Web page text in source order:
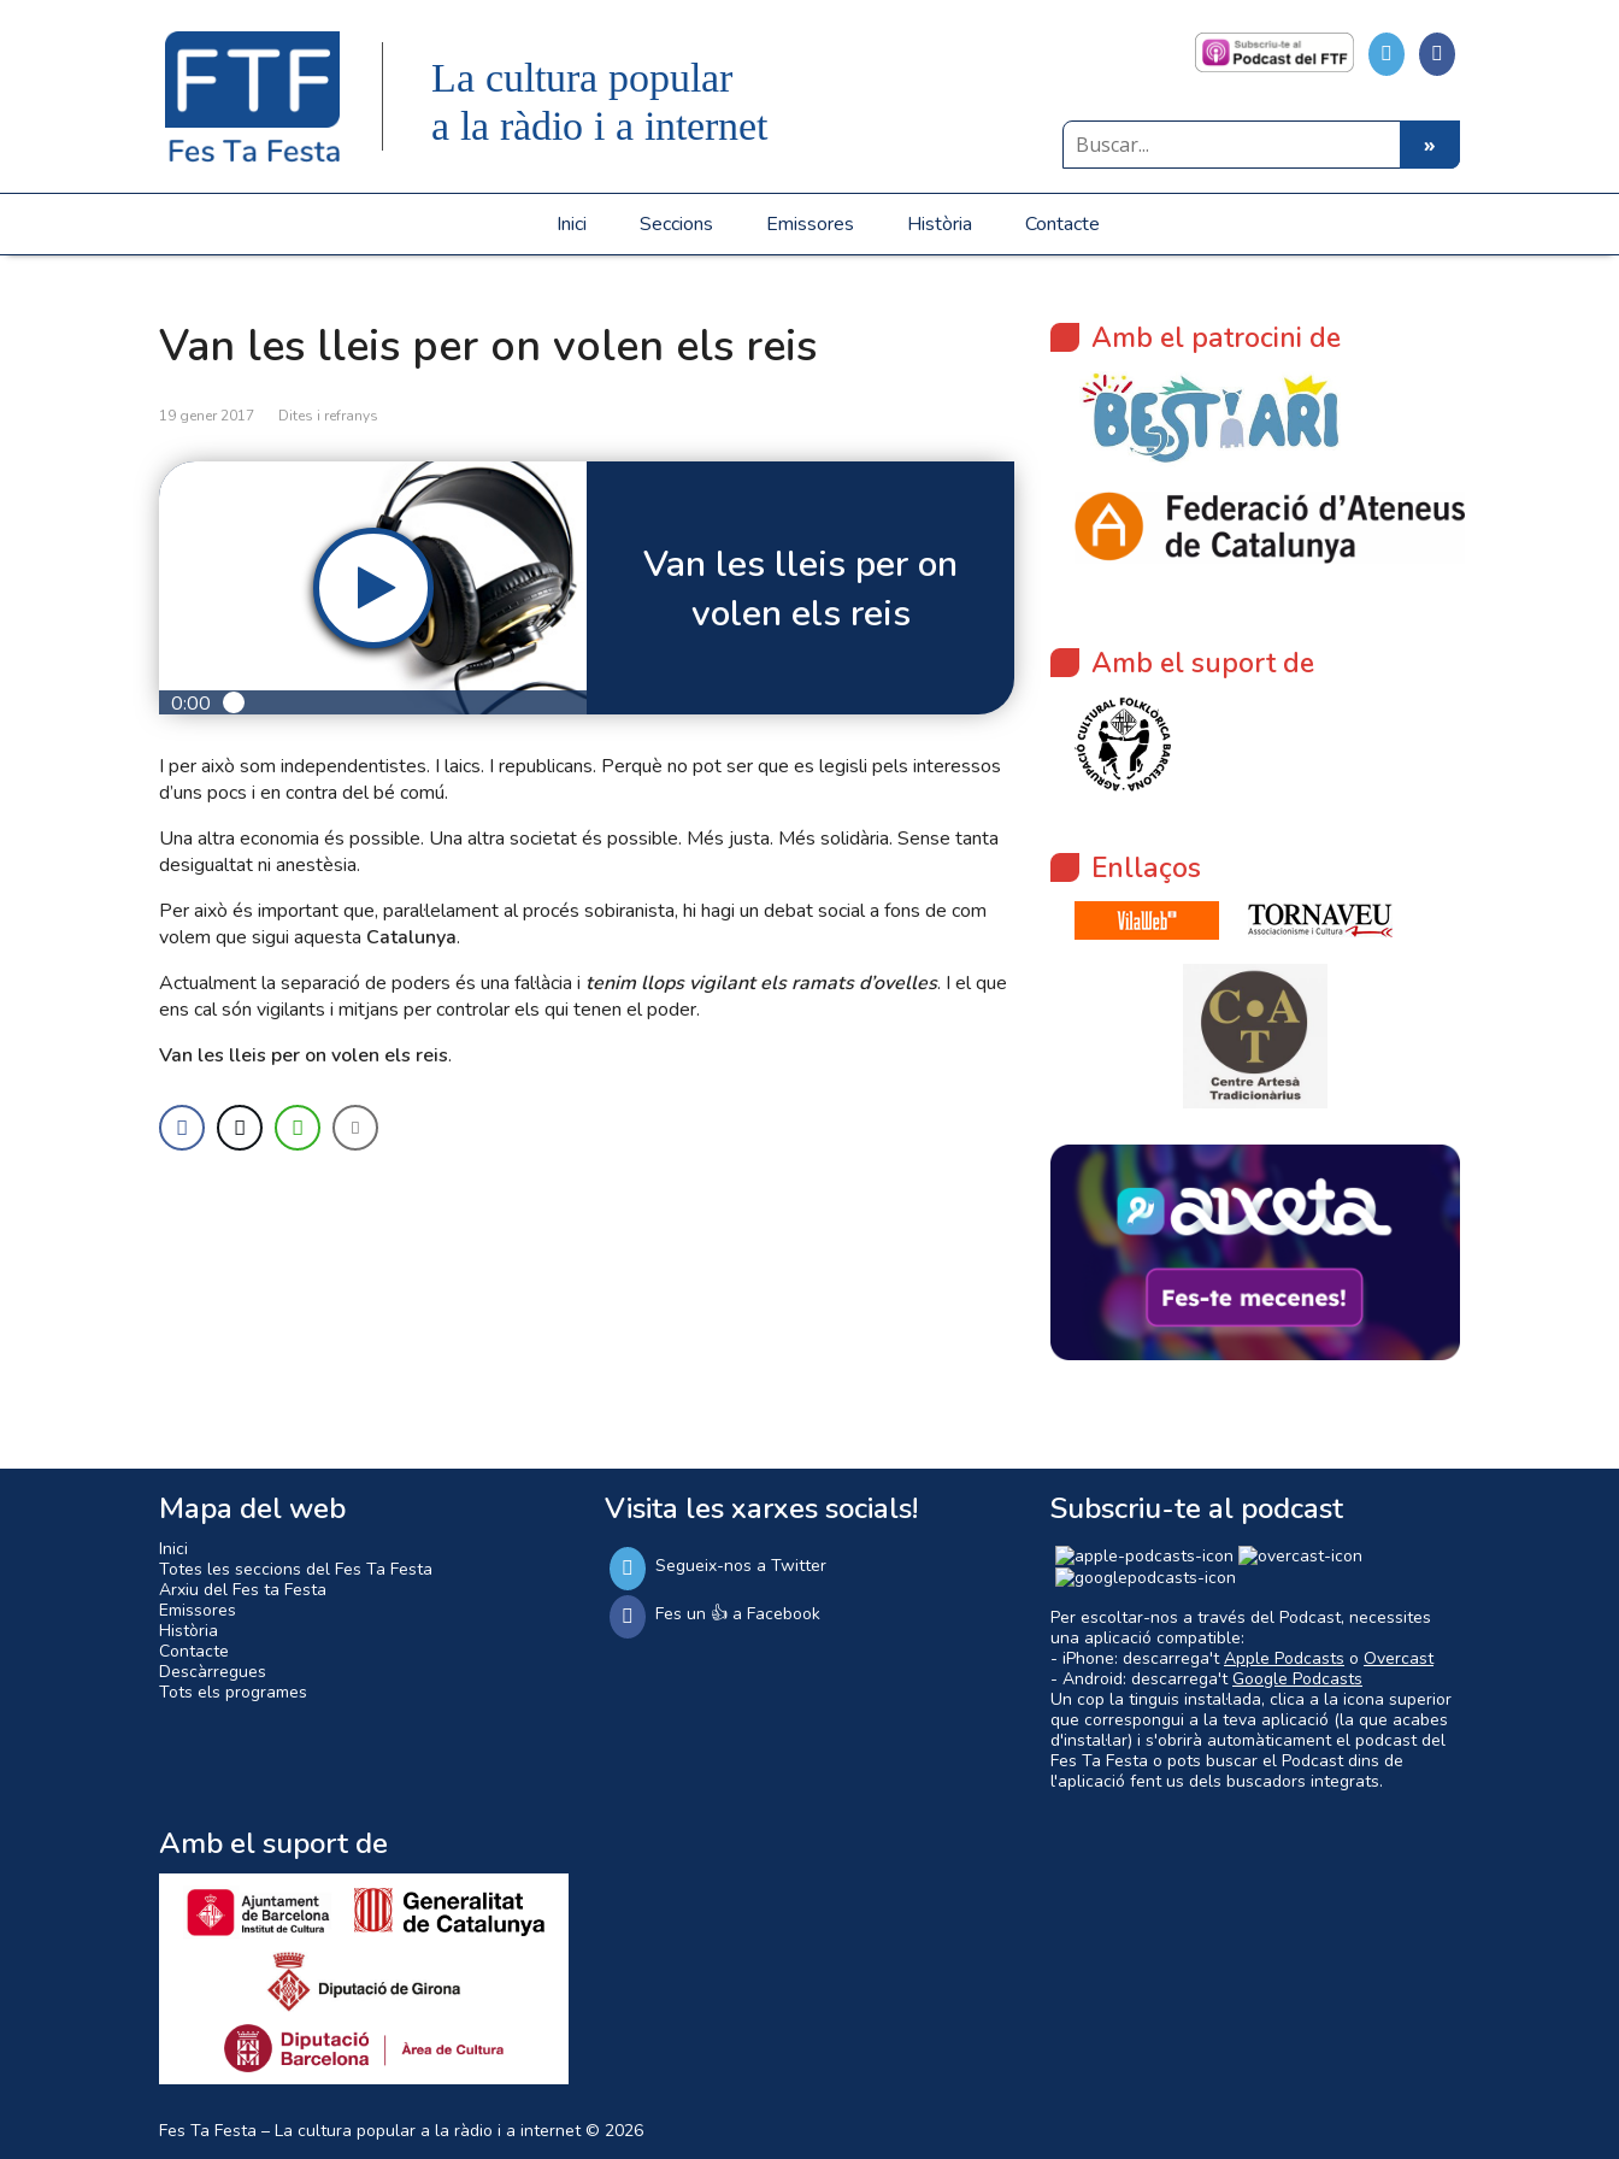
La cultura popular
a la ràdio i a internet
Inici Seccions Emissores Història Contacte
Van les lleis per on volen els reis
19 gener 2017 Dites i refranys
0:00
Van les lleis per on
volen els reis
I per això som independentistes. I laics. I republicans. Perquè no pot ser que es legisli pels interessos
d’uns pocs i en contra del bé comú.
Una altra economia és possible. Una altra societat és possible. Més justa. Més solidària. Sense tanta
desigualtat ni anestèsia.
Per això és important que, paral·lelament al procés sobiranista, hi hagi un debat social a fons de com
volem que sigui aquesta Catalunya.
Actualment la separació de poders és una fal·làcia i tenim llops vigilant els ramats d’ovelles. I el que
ens cal són vigilants i mitjans per controlar els qui tenen el poder.
Van les lleis per on volen els reis.
Amb el patrocini de
Amb el suport de
Enllaços
Mapa del web
Inici
Totes les seccions del Fes Ta Festa
Arxiu del Fes ta Festa
Emissores
Història
Contacte
Descàrregues
Tots els programes
Visita les xarxes socials!
Segueix-nos a Twitter
Fes un 👍 a Facebook
Subscriu-te al podcast
Per escoltar-nos a través del Podcast, necessites
una aplicació compatible:
- iPhone: descarrega'tApple Podcasts o Overcast
- Android: descarrega'tGoogle Podcasts
Un cop la tinguis instal·lada, clica a la icona superior
que correspongui a la teva aplicació (la que acabes
d'instal·lar) i s'obrirà automàticament el podcast del
Fes Ta Festa o pots buscar el Podcast dins de
l'aplicació fent us dels buscadors integrats.
Amb el suport de
Fes Ta Festa – La cultura popular a la ràdio i a internet© 2026